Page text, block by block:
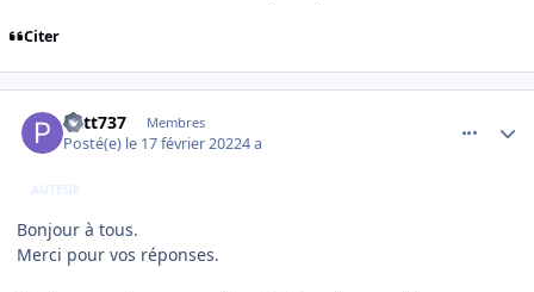
Citer
Patt737 Membres
Posté(e) le 17 février 20224 a
AUTEUR
Bonjour à tous.
Merci pour vos réponses.